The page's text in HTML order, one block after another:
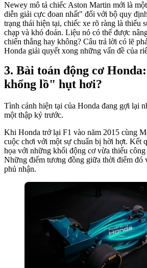
Newey mô tả chiếc Aston Martin mới là
diễn giải cực đoan nhất" đối với bộ quy
trạng thái hiện tại, chiếc xe rõ ràng là thiếu
chạp và khó đoán. Liệu nó có thể được
chiến thắng hay không? Câu trả lời có lẽ
Honda giải quyết xong những vấn đề của
Bài toán động cơ
khổng lồ" hụt hơi?
Tình cảnh hiện tại của Honda đang gợi lại
một thập kỷ trước.
Khi Honda trở lại F1 vào năm 2015 cùng
cuộc chơi với một sự chuẩn bị hời hợt. Kết
họa với những khối động cơ vừa thiếu công
Những điểm tương đồng giữa thời điểm đó
phủ nhận.